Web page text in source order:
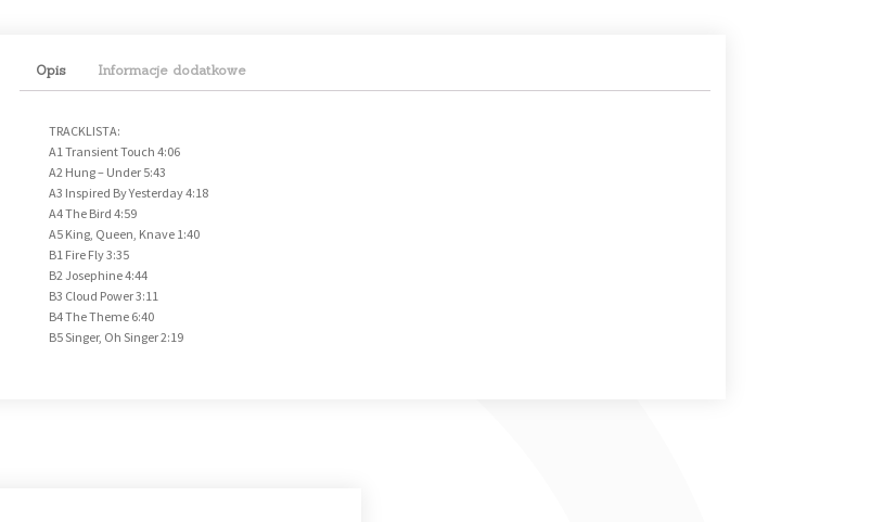
Opis Informacje dodatkowe
TRACKLISTA:
A1 Transient Touch 4:06
A2 Hung – Under 5:43
A3 Inspired By Yesterday 4:18
A4 The Bird 4:59
A5 King, Queen, Knave 1:40
B1 Fire Fly 3:35
B2 Josephine 4:44
B3 Cloud Power 3:11
B4 The Theme 6:40
B5 Singer, Oh Singer 2:19